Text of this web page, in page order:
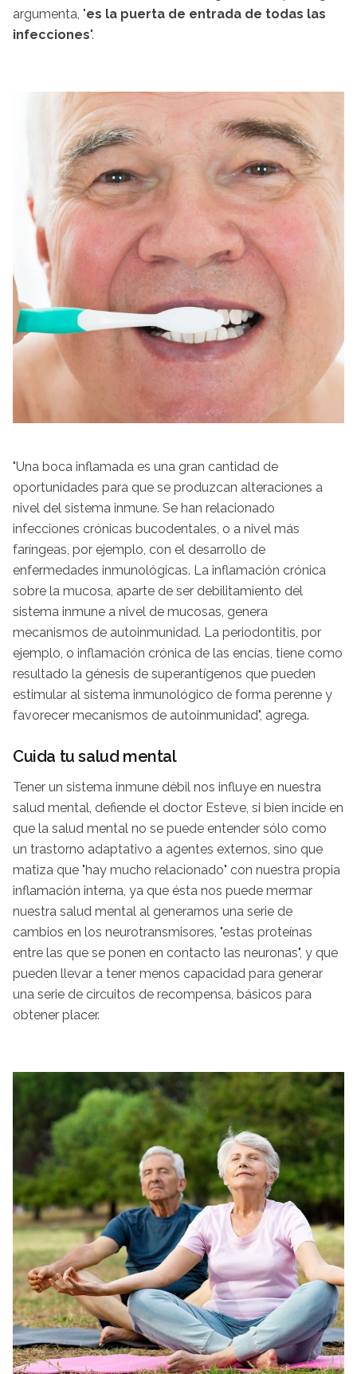
argumenta, "es la puerta de entrada de todas las
infecciones".
"Una boca inflamada es una gran cantidad de
oportunidades para que se produzcan alteraciones a
nivel del sistema inmune. Se han relacionado
infecciones crónicas bucodentales, o a nivel más
faríngeas, por ejemplo, con el desarrollo de
enfermedades inmunológicas. La inflamación crónica
sobre la mucosa, aparte de ser debilitamiento del
sistema inmune a nivel de mucosas, genera
mecanismos de autoinmunidad. La periodontitis, por
ejemplo, o inflamación crónica de las encías, tiene como
resultado la génesis de superantígenos que pueden
estimular al sistema inmunológico de forma perenne y
favorecer mecanismos de autoinmunidad", agrega.
Cuida tu salud mental
Tener un sistema inmune débil nos influye en nuestra
salud mental, defiende el doctor Esteve, si bien incide en
que la salud mental no se puede entender sólo como
un trastorno adaptativo a agentes externos, sino que
matiza que "hay mucho relacionado" con nuestra propia
inflamación interna, ya que ésta nos puede mermar
nuestra salud mental al generarnos una serie de
cambios en los neurotransmisores, "estas proteínas
entre las que se ponen en contacto las neuronas", y que
pueden llevar a tener menos capacidad para generar
una serie de circuitos de recompensa, básicos para
obtener placer.